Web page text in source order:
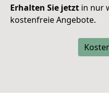
Erhalten Sie jetzt in nur
kostenfreie Angebote.